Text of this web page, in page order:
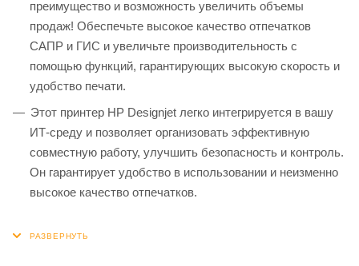
преимущество и возможность увеличить объемы
продаж! Обеспечьте высокое качество отпечатков
САПР и ГИС и увеличьте производительность с
помощью функций, гарантирующих высокую скорость и
удобство печати.
Этот принтер HP Designjet легко интегрируется в вашу
ИТ-среду и позволяет организовать эффективную
совместную работу, улучшить безопасность и контроль.
Он гарантирует удобство в использовании и неизменно
высокое качество отпечатков.